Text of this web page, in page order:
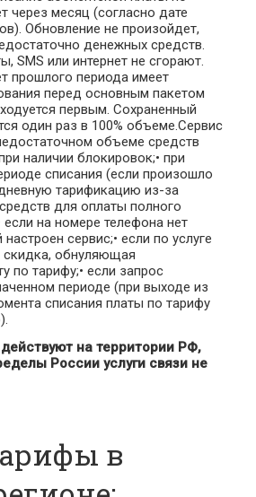
через месяц (согласно дате
Обновление не произойдет,
денежных средств.
SMS или интернет не сгорают.
прошлого периода имеет
перед основным пакетом
первым. Сохраненный
один раз в 100% объеме.Сервис
объеме средств
наличии блокировок;• при
списания (если произошло
тарификацию из-за
для оплаты полного
на номере телефона нет
сервис;• если по услуге
скидка, обнуляющая
по тарифу;• если запрос
периоде (при выходе из
списания платы по тарифу
на территории РФ,
России услуги связи не
в